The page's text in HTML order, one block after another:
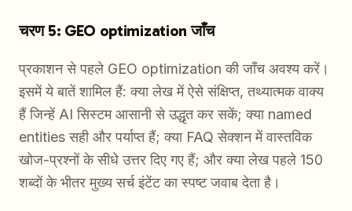
चरण 5: GEO optimization जाँच
प्रकाशन से पहले GEO optimization की जाँच अवश्य करें।
इसमें ये बातें शामिल हैं: क्या लेख में ऐसे संक्षिप्त, तथ्यात्मक वाक्य
हैं जिन्हें AI सिस्टम आसानी से उद्धृत कर सकें; क्या named
entities सही और पर्याप्त हैं; क्या FAQ सेक्शन में वास्तविक
खोज-प्रश्नों के सीधे उत्तर दिए गए हैं; और क्या लेख पहले 150
शब्दों के भीतर मुख्य सर्च इंटेंट का स्पष्ट जवाब देता है।